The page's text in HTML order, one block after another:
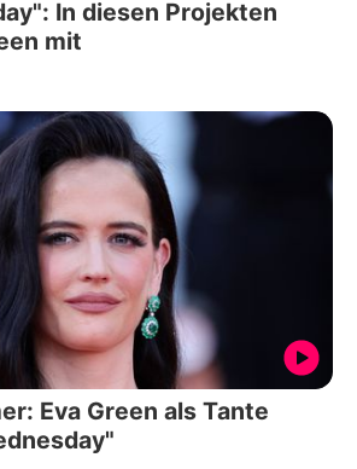
In diesen Projekten
mit
Eva Green als Tante